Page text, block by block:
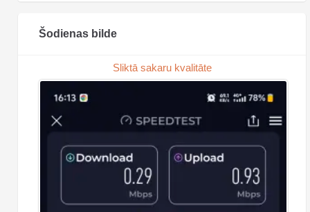
Šodienas bilde
Sliktā sakaru kvalitāte